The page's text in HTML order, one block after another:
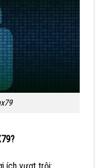
ích vượt trội: